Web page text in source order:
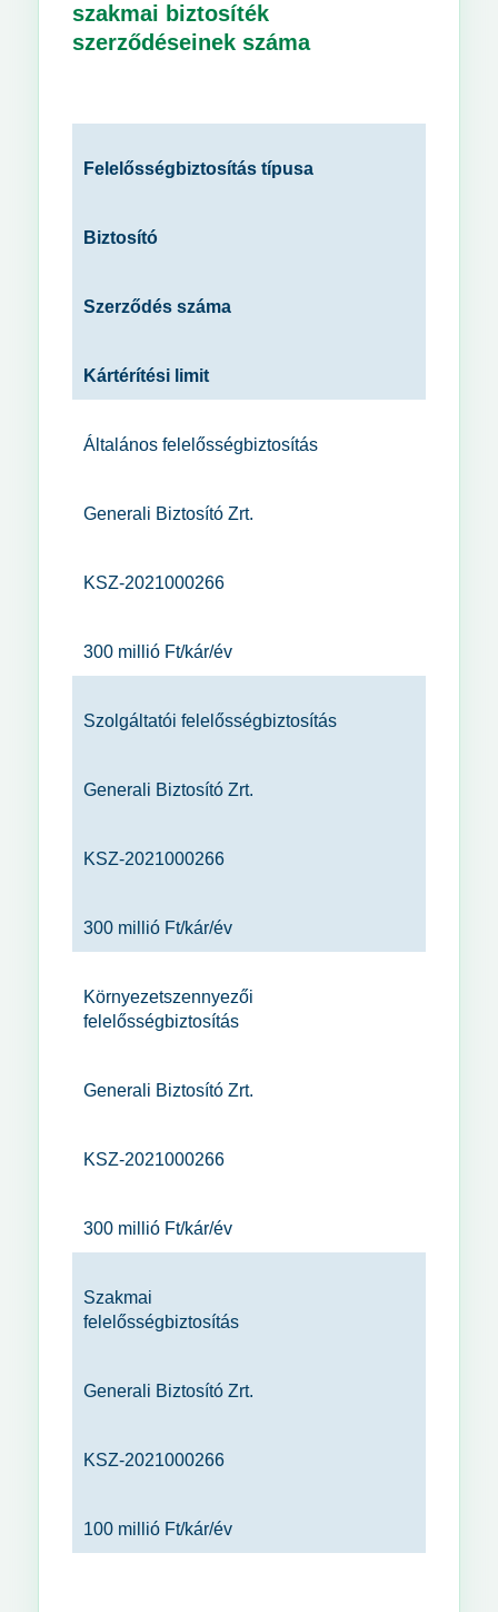
szakmai biztosíték
szerződéseinek száma
Felelősségbiztosítás típusa
Biztosító
Szerződés száma
Kártérítési limit
Általános felelősségbiztosítás
Generali Biztosító Zrt.
KSZ-2021000266
300 millió Ft/kár/év
Szolgáltatói felelősségbiztosítás
Generali Biztosító Zrt.
KSZ-2021000266
300 millió Ft/kár/év
Környezetszennyezői
felelősségbiztosítás
Generali Biztosító Zrt.
KSZ-2021000266
300 millió Ft/kár/év
Szakmai
felelősségbiztosítás
Generali Biztosító Zrt.
KSZ-2021000266
100 millió Ft/kár/év